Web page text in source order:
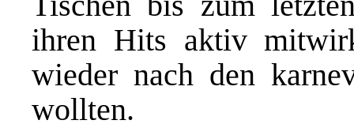
ihren Hits aktiv
wieder nach den
wollten.